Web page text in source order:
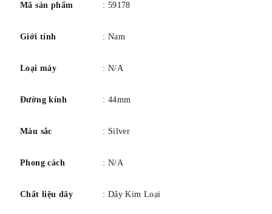
Mã sản phẩm : 59178
Giới tính : Nam
Loại máy : N/A
Đường kính : 44mm
Màu sắc : Silver
Phong cách : N/A
Chất liệu dây : Dây Kim Loại